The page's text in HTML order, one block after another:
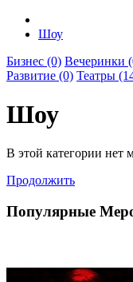
Шоу
Бизнес (0) Вечеринки
Развитие (0) Театры
Шоу
В этой категории нет
Продолжить
Популярные